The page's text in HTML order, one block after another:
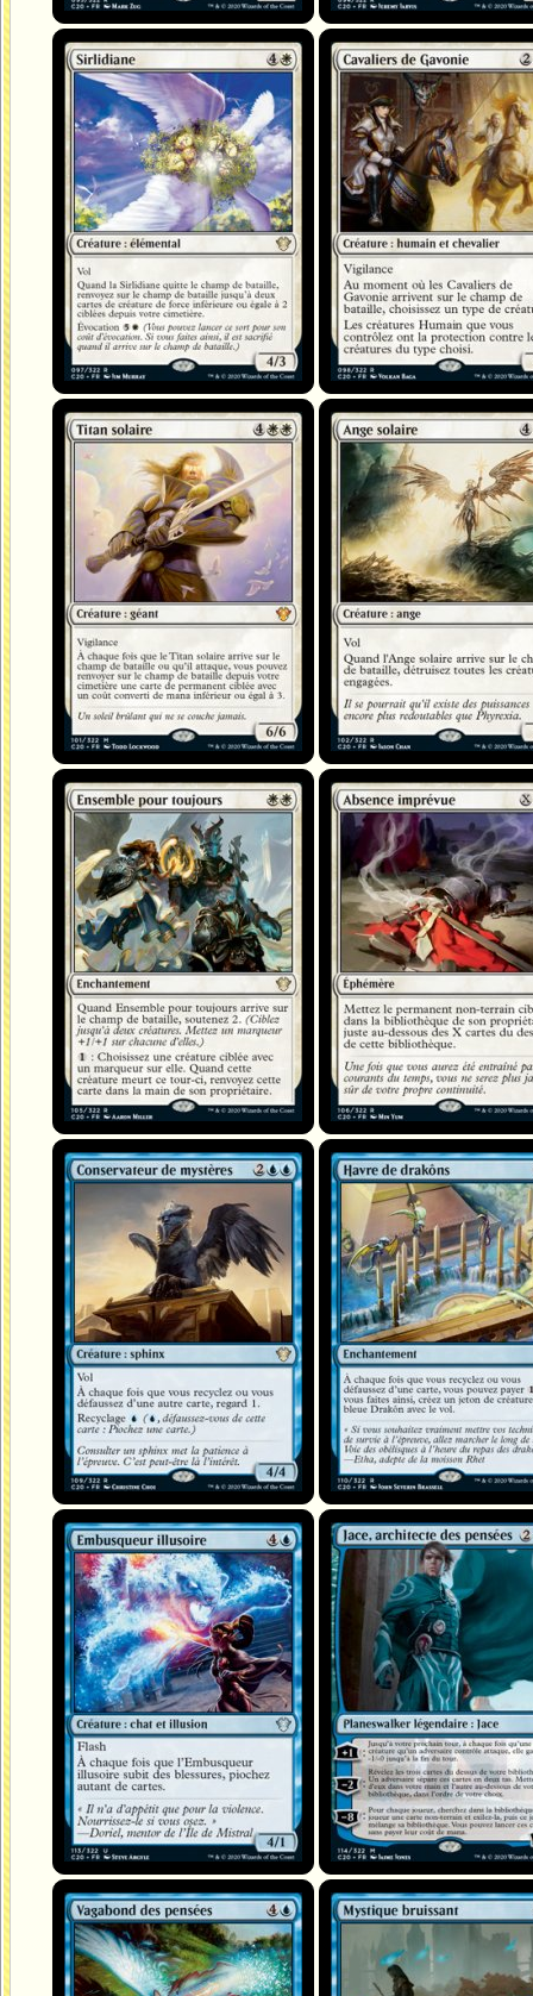
Sirlidiane Cavaliers de Gavonie
Titan solaire Ange solaire
Ensemble pour toujours Absence imprévue
Conservateur de mystères Havre de drakôns
Embusqueur illusoire Jace, architecte des pensées
Vagabond des pensées Mystique bruissant